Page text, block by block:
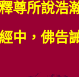
尊所說浩
中，佛告